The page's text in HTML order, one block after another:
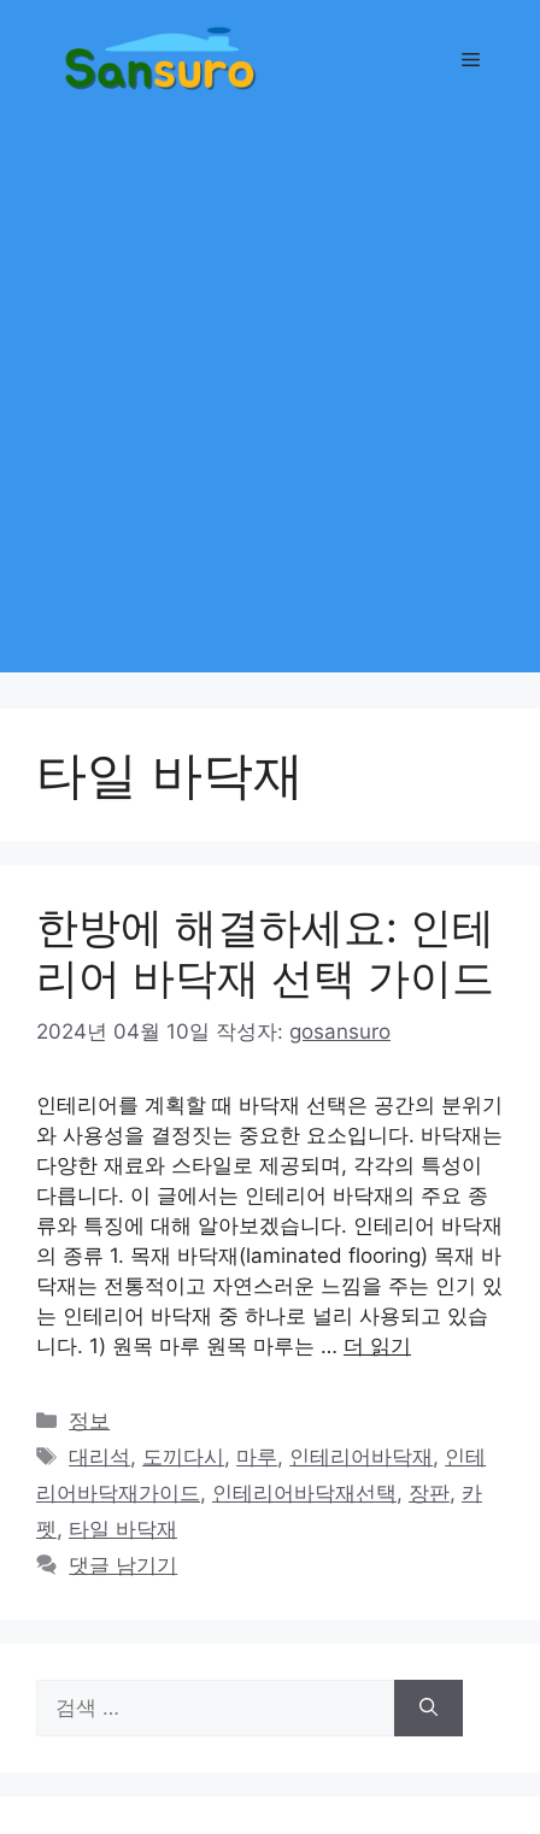
메
타일 바닥재
한방에 해결하세요: 인테
리어 바닥재 선택 가이드
2024년 04월 10일 작성자: gosansuro
인테리어를 계획할 때 바닥재 선택은 공간의 분위기
와 사용성을 결정짓는 중요한 요소입니다. 바닥재는
다양한 재료와 스타일로 제공되며, 각각의 특성이
다릅니다. 이 글에서는 인테리어 바닥재의 주요 종
류와 특징에 대해 알아보겠습니다. 인테리어 바닥재
의 종류 1. 목재 바닥재(laminated flooring) 목재 바
닥재는 전통적이고 자연스러운 느낌을 주는 인기 있
는 인테리어 바닥재 중 하나로 널리 사용되고 있습
니다. 1) 원목 마루 원목 마루는 … 더 읽기
카
테
고
리
정보
태
그
대리석 , 도끼다시 , 마루, 인테리어바닥재 , 인테
리어바닥재가이드 , 인테리어바닥재선택 , 장판, 카
펫 , 타일 바닥재
댓글 남기기
색: